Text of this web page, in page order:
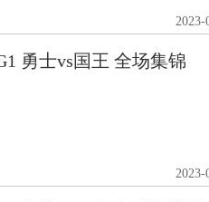
2023-
勇士vs国王 全场集锦
2023-